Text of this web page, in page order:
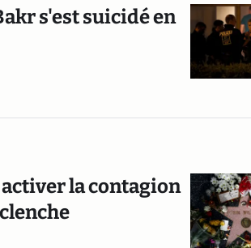
s'est suicidé en
la contagion